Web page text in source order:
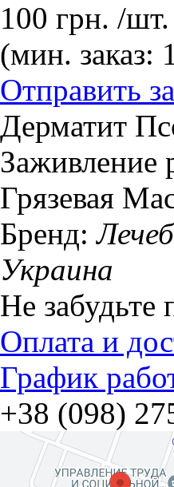
100 грн. /шт.
(мин. заказ:
Отправить
Дерматит
Заживление
Грязевая
Бренд:
Украина
Не забудьте
Оплата и
График
+38 (098)